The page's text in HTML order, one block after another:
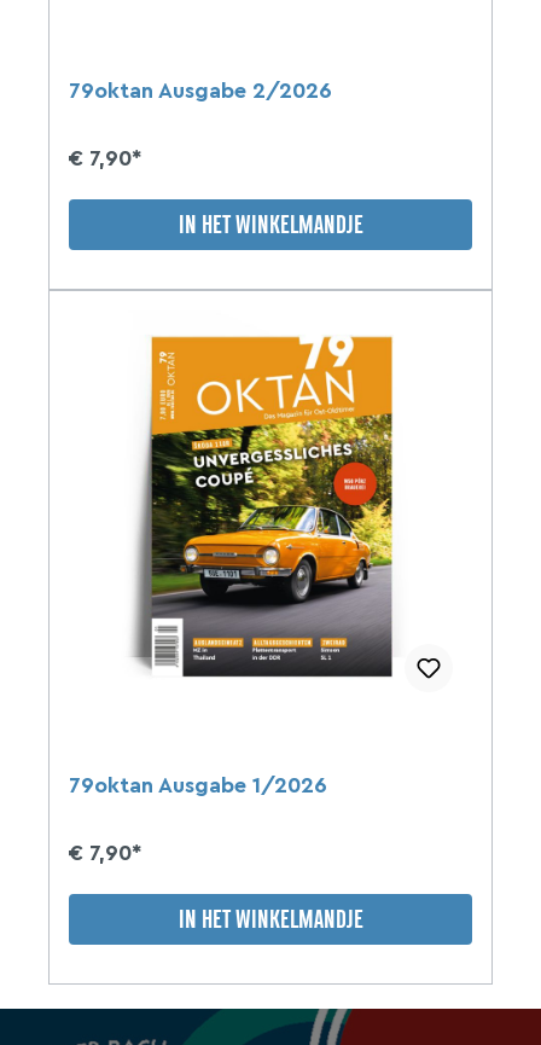
79oktan Ausgabe 2/2026
€ 7,90*
IN HET WINKELMANDJE
79oktan Ausgabe 1/2026
€ 7,90*
IN HET WINKELMANDJE